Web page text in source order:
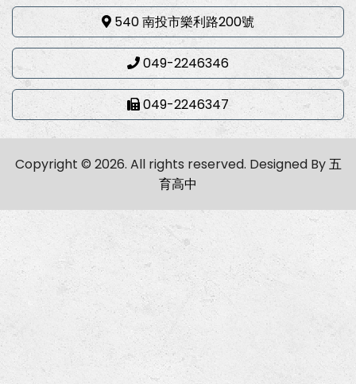
540 南投市樂利路200號
049-2246346
049-2246347
Copyright © 2026. All rights reserved. Designed By五
育高中